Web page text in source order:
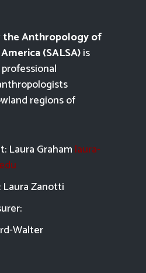
the Anthropology of
(SALSA)is
regions of
Laura Graham laura-
Zanotti
Walter